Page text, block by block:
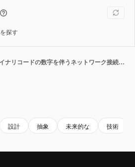
探す
DNA鎖と変化するバイナリコードの数字を伴うネットワーク接続のアニメーション
設計 抽象 未来的な 技術